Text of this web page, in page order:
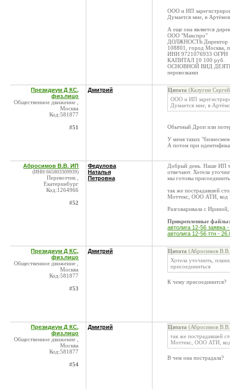
ООО и ИП
Думается мне, в
А еще она является
ООО "Макспро"
ДОЛЖНОСТЬ Директор
108801, город Москва,
ИНН 9721076933 ОГРН
КАПИТАЛ 10 100 руб.
ОСНОВНОЙ ВИД
перевозками
Президиум Д КС,
физ.лицо
Общественное движение ,
Москва
Код:581877
#51
Дмитрий Цитата (Калугин
ООО и ИП
Думается мне, в
Обычный Дроп или
У меня таких
А потом при
Абросимов В.В. ИП
(ИНН:665803309939)
Перевозчик ,
Екатеринбург
Код:1264966
#52
Федулова
Наталья
Петровна
Добрый день. Наше ИП
отвечают. Хотела
мы готовы
так же пострадавшей
Моттекс, ООО АТИ, код
Разговаривала с
Прикрепленные файлы:
автолига 12-56 заявка
автолига 12-56 ттн -
Президиум Д КС,
физ.лицо
Общественное движение ,
Москва
Код:581877
#53
Дмитрий Цитата (Абросимов
Хотела уточнить,
присоединиться
К чему присоединится?
Президиум Д КС,
физ.лицо
Общественное движение ,
Москва
Код:581877
#54
Дмитрий Цитата (Абросимов
так же пострадавшей
Моттекс, ООО АТИ,
В чем она пострадала?